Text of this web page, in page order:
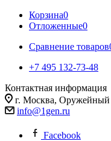
Корзина0
Отложенные0
Сравнение товаров
+7 495 132-73-48
Контактная информация
г. Москва, Оружейный
info@1gen.ru
Facebook